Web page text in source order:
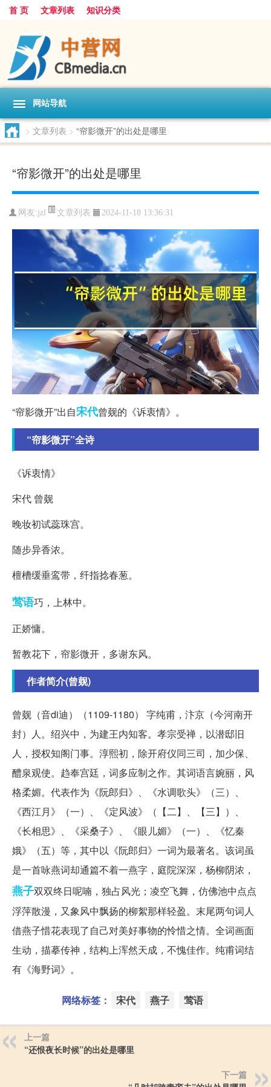
首 页 文章列表 知识分类
网站导航
> 文章列表 > “帘影微开”的出处是哪里
“帘影微开”的出处是哪里
网友:jzl 文章列表 2024-11-18 13:36:31
“帘影微开”出自宋代曾觌的《诉衷情》。
“帘影微开”全诗
《诉衷情》
宋代 曾觌
晚妆初试蕊珠宫。
随步异香浓。
檀槽缓垂鸾带，纤指捻春葱。
莺语巧，上林中。
正娇慵。
暂教花下，帘影微开，多谢东风。
作者简介(曾觌)
曾觌（音di迪）（1109-1180） 字纯甫，汴京（今河南开
封）人。绍兴中，为建王内知客。孝宗受禅，以潜邸旧
人，授权知阁门事。淳熙初，除开府仪同三司，加少保、
醴泉观使。趋奉宫廷，词多应制之作。其词语言婉丽，风
格柔媚。代表作为《阮郎归》、《水调歌头》（三）、
《西江月》（一）、《定风波》（【二】、【三】）、
《长相思》、《采桑子》、《眼儿媚》（一）、《忆秦
娥》（五）等，其中以《阮郎归》一词为最著名。该词虽
是一首咏燕词却通篇不着一燕字，庭院深深，杨柳阴浓，
燕子双双终日呢喃，独占风光；凌空飞舞，仿佛池中点点
浮萍散漫，又象风中飘扬的柳絮那样轻盈。末尾两句词人
借燕子惜花表现了自己对美好事物的怜惜之情。全词画面
生动，描摹传神，结构上浑然天成，不愧佳作。纯甫词结
有《海野词》。
网络标签： 宋代 燕子 莺语
上一篇
“还恨夜长时候”的出处是哪里
下一篇